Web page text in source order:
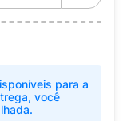
para a
você